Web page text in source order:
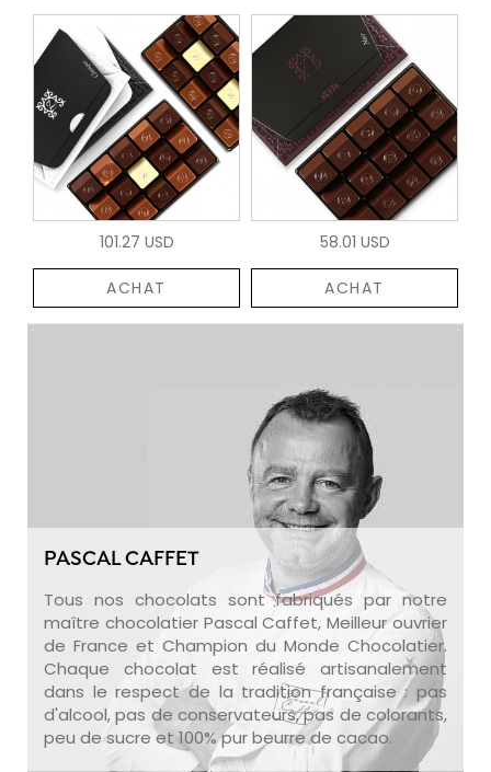
101.27 USD
ACHAT
58.01 USD
ACHAT
PASCAL CAFFET
Tous nos chocolats sont fabriqués par notre
maître chocolatier Pascal Caffet, Meilleur ouvrier
de France et Champion du Monde Chocolatier.
Chaque chocolat est réalisé artisanalement
dans le respect de la tradition française : pas
d'alcool, pas de conservateurs, pas de colorants,
peu de sucre et 100% pur beurre de cacao.